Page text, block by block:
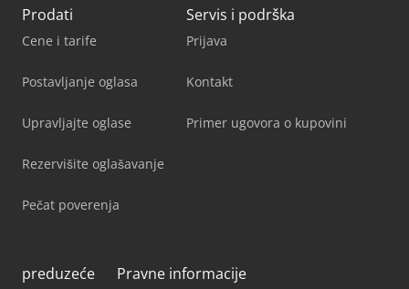
Prodati
Cene i tarife
Postavljanje oglasa
Upravljajte oglase
Rezervišite oglašavanje
Pečat poverenja
Servis i podrška
Prijava
Kontakt
Primer ugovora o kupovini
preduzeće Pravne informacije